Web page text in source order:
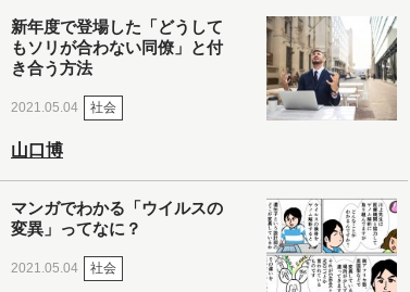
新年度で登場した「どうして
もソリが合わない同僚」と付
き合う方法
2021.05.04 社会
山口博
マンガでわかる「ウイルスの
変異」ってなに？
2021.05.04 社会